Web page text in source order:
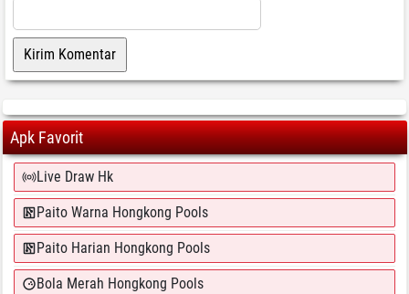
Apk Favorit
Live Draw Hk
Paito Warna Hongkong Pools
Paito Harian Hongkong Pools
Bola Merah Hongkong Pools